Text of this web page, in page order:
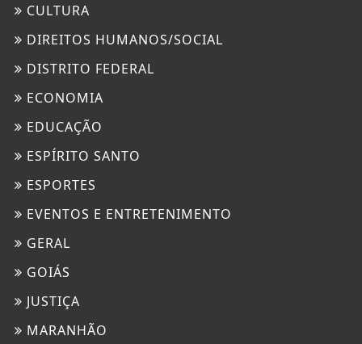
CULTURA
DIREITOS HUMANOS/SOCIAL
DISTRITO FEDERAL
ECONOMIA
EDUCAÇÃO
ESPÍRITO SANTO
ESPORTES
EVENTOS E ENTRETENIMENTO
GERAL
GOIÁS
JUSTIÇA
MARANHÃO